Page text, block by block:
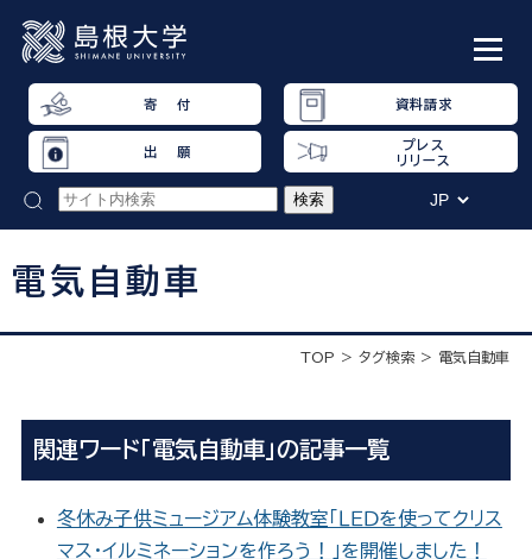
寄 付 資料請求
出 願
プレス
リリース
電気自動車
TOP タグ検索 電気自動車
関連ワード「電気自動車」の記事一覧
冬休み子供ミュージアム体験教室「ＬＥＤを使ってクリス
マス・イルミネーションを作ろう！」を開催しました！